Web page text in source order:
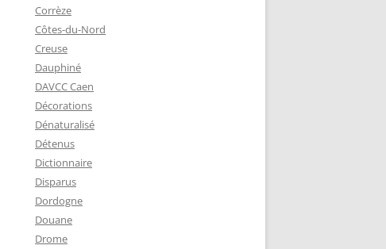
Corrèze
Côtes-du-Nord
Creuse
Dauphiné
DAVCC Caen
Décorations
Dénaturalisé
Détenus
Dictionnaire
Disparus
Dordogne
Douane
Drome